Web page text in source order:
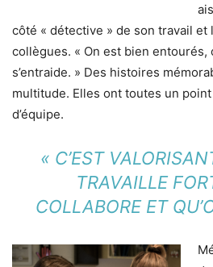
côté « détective » de son travail et
collègues. « On est bien entourés,
s’entraide. » Des histoires
multitude. Elles ont toutes un
d’équipe.
« C’EST
TRAVAILLE
COLLABORE ET